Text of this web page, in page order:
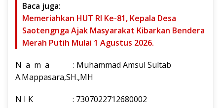
Baca juga:
Memeriahkan HUT RI Ke-81, Kepala Desa
Saotengnga Ajak Masyarakat Kibarkan Bendera
Merah Putih Mulai 1 Agustus 2026.
N a m a : Muhammad Amsul Sultab
A.Mappasara,SH.,MH
N I K : 7307022712680002